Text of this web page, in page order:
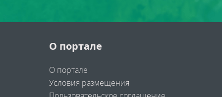
О портале
О портале
Условия размещения